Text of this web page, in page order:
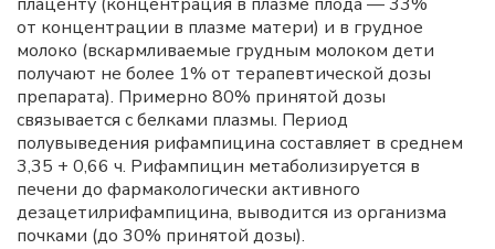
от концентрации в плазме матери) и в грудное
молоко (вскармливаемые грудным молоком дети
получают не более 1% от терапевтической дозы
препарата). Примерно 80% принятой дозы
связывается с белками плазмы. Период
полувыведения рифампицина составляет в среднем
3,35 + 0,66 ч. Рифампицин метаболизируется в
печени до фармакологически активного
дезацетилрифампицина, выводится из организма
почками (до 30% принятой дозы).